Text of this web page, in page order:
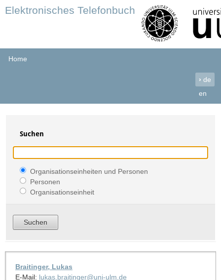
Elektronisches Telefonbuch
Home
› de
en
Suchen
Organisationseinheiten und Personen
Personen
Organisationseinheit
Braitinger, Lukas
E-Mail: lukas.braitinger@uni-ulm.de